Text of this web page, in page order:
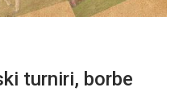
turniri, borbe